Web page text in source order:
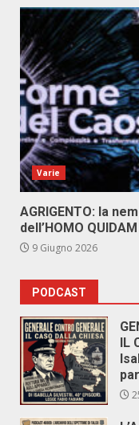
Varie
AGRIGENTO: la
dell’HOMO QUIDAM
9 Giugno 2026
PODCAST
IL